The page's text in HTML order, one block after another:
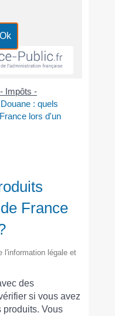
Impôts -
Douane : quels
lors d'un
France
l'information légale et
des
si vous avez
produits. Vous